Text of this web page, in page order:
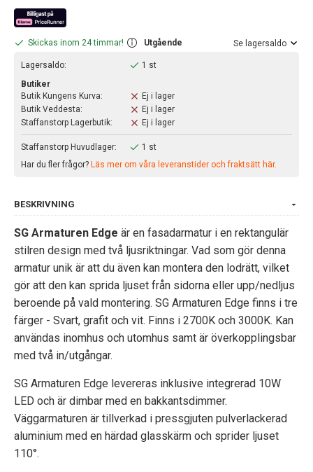
Skickas inom 24 timmar! Utgående Se lagersaldo
Lagersaldo:
1 st
Butiker
Butik Kungens Kurva:
Ej i lager
Butik Veddesta:
Ej i lager
Staffanstorp Lagerbutik:
Ej i lager
Staffanstorp Huvudlager:
1 st
Har du fler frågor? Läs mer om våra leveranstider och fraktsätt här.
BESKRIVNING
SG Armaturen Edge är en fasadarmatur i en rektangulär
stilren design med två ljusriktningar. Vad som gör denna
armatur unik är att du även kan montera den lodrätt, vilket
gör att den kan sprida ljuset från sidorna eller upp/nedljus
beroende på vald montering. SG Armaturen Edge finns i tre
färger - Svart, grafit och vit. Finns i 2700K och 3000K. Kan
användas inomhus och utomhus samt är överkopplingsbar
med två in/utgångar.
SG Armaturen Edge levereras inklusive integrerad 10W
LED och är dimbar med en bakkantsdimmer.
Väggarmaturen är tillverkad i pressgjuten pulverlackerad
aluminium med en härdad glasskärm och sprider ljuset
110°.